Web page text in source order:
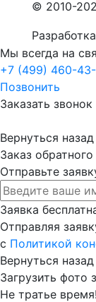
© 2010-
Мы всегда на
+7 (499) 460-43-
Позвонить
Заказать звонок
Вернуться назад
Заказ обратного
Отправьте
Заявка
Отправляя
с Политикой
Вернуться назад
Загрузить фото
Не тратье